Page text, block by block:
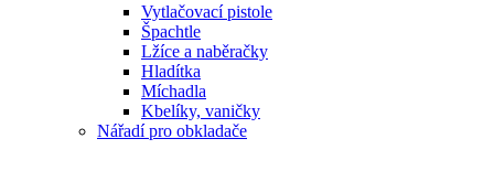
Vytlačovací pistole
Špachtle
Lžíce a naběračky
Hladítka
Míchadla
Kbelíky, vaničky
Nářadí pro obkladače